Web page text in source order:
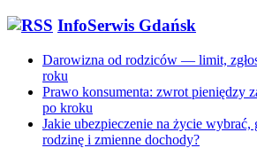
InfoSerwis Gdańsk
Darowizna od rodziców — limit,
roku
Prawo konsumenta: zwrot pieniędzy
po kroku
Jakie ubezpieczenie na życie wybrać,
rodzinę i zmienne dochody?